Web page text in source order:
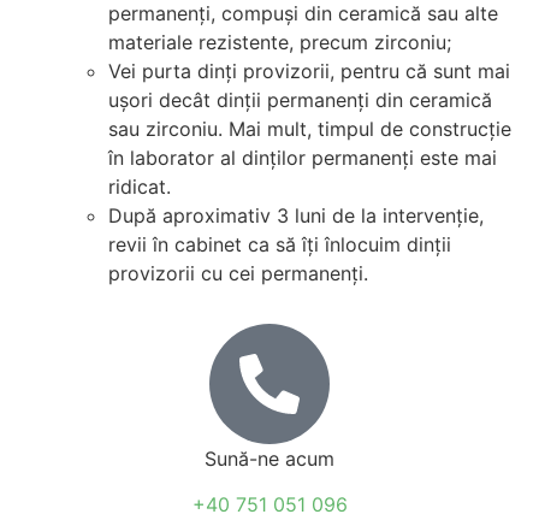
permanenți, compuși din ceramică sau alte
materiale rezistente, precum zirconiu;
​​Vei purta dinți provizorii, pentru că sunt mai
ușori decât dinții permanenți din ceramică
sau zirconiu. Mai mult, timpul de construcție
în laborator al dinților permanenți este mai
ridicat.
După aproximativ 3 luni de la intervenție,
revii în cabinet ca să îți înlocuim dinții
provizorii cu cei permanenți.
Sună-ne acum
+40 751 051 096